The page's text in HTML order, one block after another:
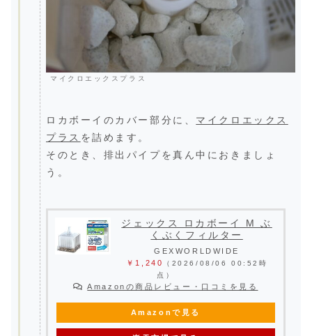
マイクロエックスプラス
ロカボーイのカバー部分に、 マイクロエックス
プラス を詰めます。
そのとき、排出パイプを真ん中におきましょ
う。
ジェックス ロカボーイ M ぶ
くぶくフィルター
GEXWORLDWIDE
￥1,240
（2026/08/06 00:52時
点）
Amazonの商品レビュー・口コミを見る
Amazonで見る